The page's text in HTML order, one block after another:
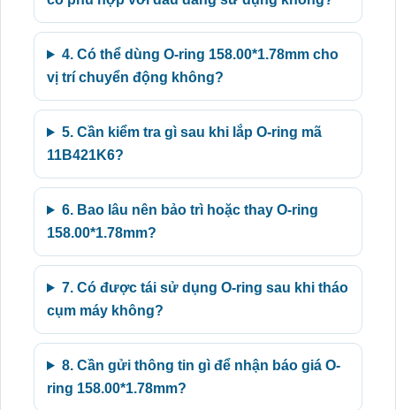
4. Có thể dùng O-ring 158.00*1.78mm cho
vị trí chuyển động không?
5. Cần kiểm tra gì sau khi lắp O-ring mã
11B421K6?
6. Bao lâu nên bảo trì hoặc thay O-ring
158.00*1.78mm?
7. Có được tái sử dụng O-ring sau khi tháo
cụm máy không?
8. Cần gửi thông tin gì để nhận báo giá O-
ring 158.00*1.78mm?